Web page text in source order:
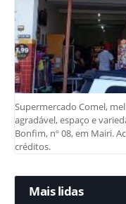
Supermercado Comel,
agradável, espaço e
Bonfim, nº 08, em Mairi.
créditos.
Mais lidas